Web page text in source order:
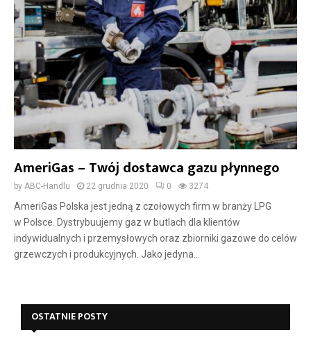
AmeriGas – Twój dostawca gazu płynnego
by ABC-Handlu 22 grudnia 2020 0 3274
AmeriGas Polska jest jedną z czołowych firm w branży LPG
w Polsce. Dystrybuujemy gaz w butlach dla klientów
indywidualnych i przemysłowych oraz zbiorniki gazowe do celów
grzewczych i produkcyjnych. Jako jedyna...
OSTATNIE POSTY